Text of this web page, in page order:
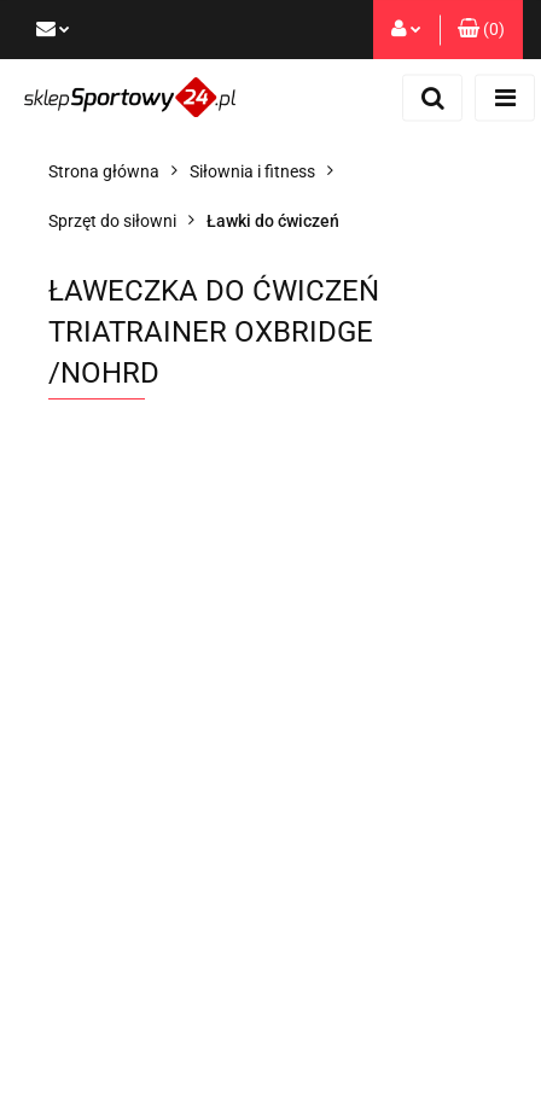
Dodaj zgłoszenie
(0)
Strona główna Siłownia i fitness
Sprzęt do siłowni Ławki do ćwiczeń
ŁAWECZKA DO ĆWICZEŃ
TRIATRAINER OXBRIDGE
/NOHRD